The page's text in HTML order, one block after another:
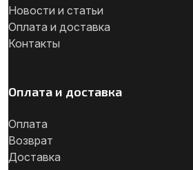
Новости и статьи
Оплата и доставка
Контакты
Оплата и доставка
Оплата
Возврат
Доставка